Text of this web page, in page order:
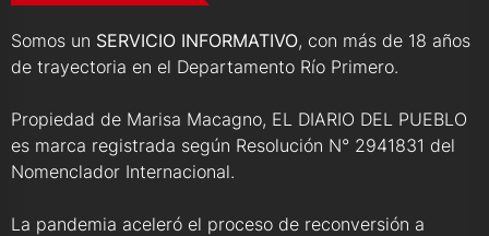
Somos un SERVICIO INFORMATIVO, con más de 18 años
de trayectoria en el Departamento Río Primero.
Propiedad de Marisa Macagno, EL DIARIO DEL PUEBLO
es marca registrada según Resolución N° 2941831 del
Nomenclador Internacional.
La pandemia aceleró el proceso de reconversión a